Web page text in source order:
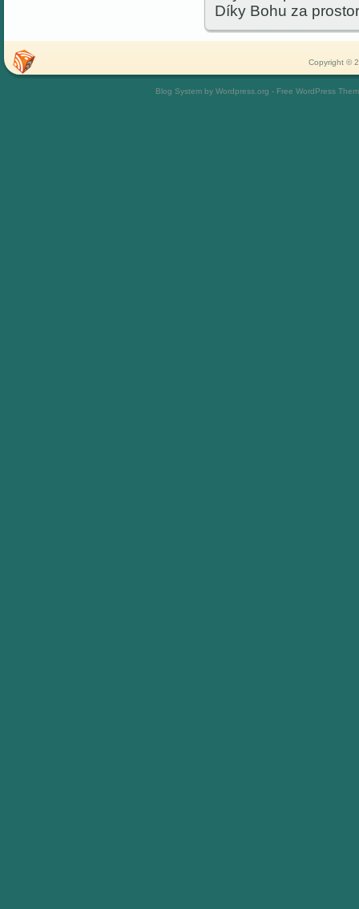
Díky Bohu za
Copyright ©
Blog System by Wordpress.org - Free WordPress